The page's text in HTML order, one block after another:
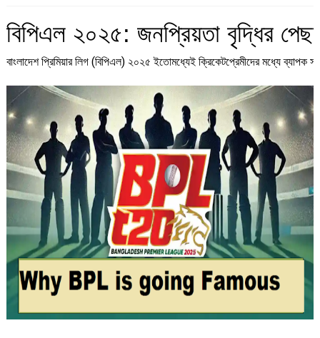
বিপিএল ২০২৫: জনপ্রিয়তা বৃদ্ধির
বাংলাদেশ প্রিমিয়ার লিগ (বিপিএল) ২০২৫ ইতোমধ্যেই ক্রিকেটপ্রেমীদের মধ্যে